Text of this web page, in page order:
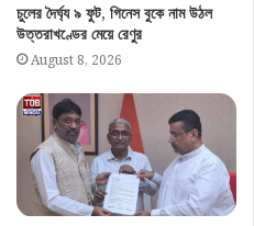
চুলের দৈর্ঘ্য ৯ ফুট, গিনেস বুকে নাম উঠল
উত্তরাখণ্ডের মেয়ে রেণুর
August 8, 2026